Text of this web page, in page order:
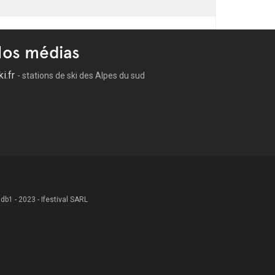
médias
- stations de ski des Alpes du sud
- 2023 - Ifestival SARL